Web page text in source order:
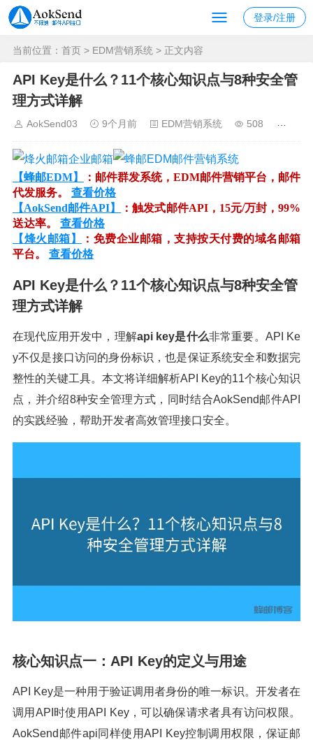
登录/注册
当前位置： 首页 > EDM营销系统 > 正文内容
API Key是什么？11个核心知识点与8种安全管
理方式详解
AokSend03 9个月前 EDM营销系统 508
【蜂邮EDM】
：邮件群发系统，EDM邮件营销平台，邮件
代发服务。 查看价格
【AokSend邮件API】
：触发式邮件API，15元/万封，99%
送达率。 查看价格
【烽火邮箱】
：免费企业邮箱，支持按天付费的域名邮箱
平台。 查看价格
API Key是什么？11个核心知识点与8种安全管
理方式详解
在现代应用开发中，理解api key是什么非常重要。API Ke
y不仅是接口访问的身份标识，也是保证系统安全和数据完
整性的关键工具。本文将详细解析API Key的11个核心知识
点，并介绍8种安全管理方式，同时结合AokSend邮件API
的实践经验，帮助开发者高效管理接口安全。
核心知识点一：API Key的定义与用途
API Key是一种用于验证调用者身份的唯一标识。开发者在
调用API时使用API Key，可以确保请求者具有访问权限。
AokSend邮件api同样使用API Key控制调用权限，保证邮